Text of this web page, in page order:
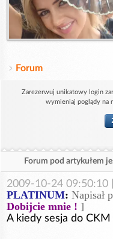
Forum
Zarezerwuj unikatowy login
wymieniaj poglądy na
Forum pod artykułem
2009-10-24 09:50:10
PLATINUM: Napisał
Dobijcie mnie ! ]
A kiedy sesja do